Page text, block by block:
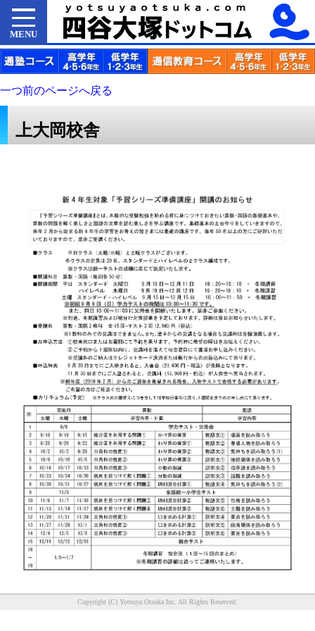
MENU
一つ前のページへ戻る
上大岡校舎
Copyright (C) Yotsuya Otsuka Inc. All Rights Reserved.